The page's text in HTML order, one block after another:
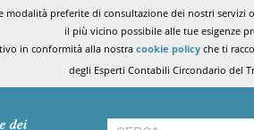
preferite di consultazione dei nostri
il più vicino possibile alle tue esigenze
in conformità alla nostra cookie policy che ti
degli Esperti Contabili Circondario del